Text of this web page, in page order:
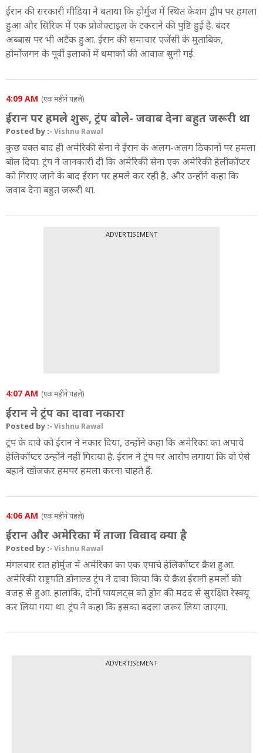
ईरान की सरकारी मीडिया ने बताया कि होर्मुज में स्थित केशम द्वीप पर हमला
हुआ और सिरिक में एक प्रोजेक्टाइल के टकराने की पुष्टि हुई है. बंदर
अब्बास पर भी अटैक हुआ. ईरान की समाचार एजेंसी के मुताबिक,
होर्मोजगन के पूर्वी इलाकों में धमाकों की आवाज सुनी गई.
4:09 AM (एक महीने पहले)
ईरान पर हमले शुरू, ट्रंप बोले- जवाब देना बहुत जरूरी था
Posted by :- Vishnu Rawal
कुछ वक्त बाद ही अमेरिकी सेना ने ईरान के अलग-अलग ठिकानों पर हमला
बोल दिया. ट्रंप ने जानकारी दी कि अमेरिकी सेना एक अमेरिकी हेलीकॉप्टर
को गिराए जाने के बाद ईरान पर हमले कर रही है, और उन्होंने कहा कि
जवाब देना बहुत जरूरी था.
ADVERTISEMENT
4:07 AM (एक महीने पहले)
ईरान ने ट्रंप का दावा नकारा
Posted by :- Vishnu Rawal
ट्रंप के दावे को ईरान ने नकार दिया, उन्होंने कहा कि अमेरिका का अपाचे
हेलिकॉप्टर उन्होंने नहीं गिराया है. ईरान ने ट्रंप पर आरोप लगाया कि वो ऐसे
बहाने खोजकर हमपर हमला करना चाहते हैं.
4:06 AM (एक महीने पहले)
ईरान और अमेरिका में ताजा विवाद क्या है
Posted by :- Vishnu Rawal
मंगलवार रात होर्मुज में अमेरिका का एक एपाचे हेलिकॉप्टर क्रैश हुआ.
अमेरिकी राष्ट्रपति डोनाल्ड ट्रंप ने दावा किया कि ये क्रैश ईरानी हमलों की
वजह से हुआ. हालांकि, दोनों पायलट्स को ड्रोन की मदद से सुरक्षित रेस्क्यू
कर लिया गया था. ट्रंप ने कहा कि इसका बदला जरूर लिया जाएगा.
ADVERTISEMENT